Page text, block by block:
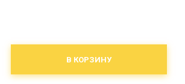
В КОРЗИНУ